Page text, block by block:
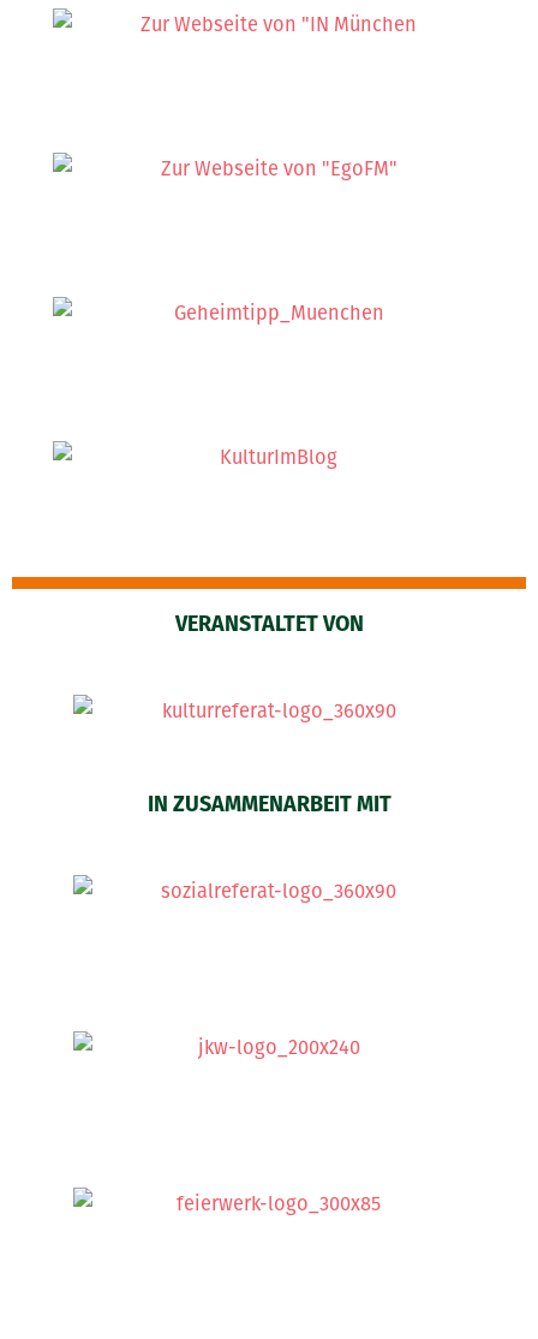
VERANSTALTET VON
IN ZUSAMMENARBEIT MIT